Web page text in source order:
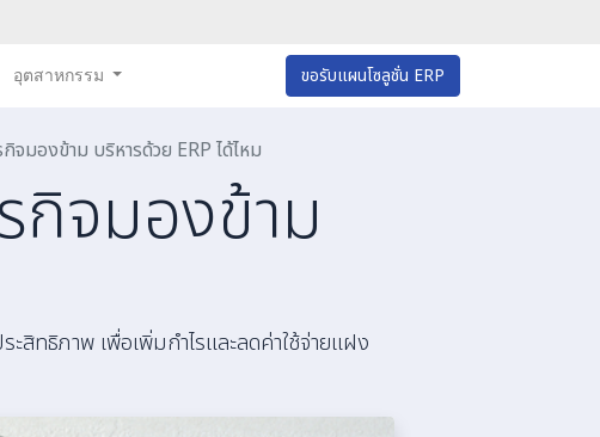
อุตสาหกรรม ขอรับแผนโซลูชั่น ERP
มองข้าม บริหารด้วย ERP ได้ไหม
กิจมองข้าม
ทธิภาพ เพื่อเพิ่มกำไรและลดค่าใช้จ่ายแฝง